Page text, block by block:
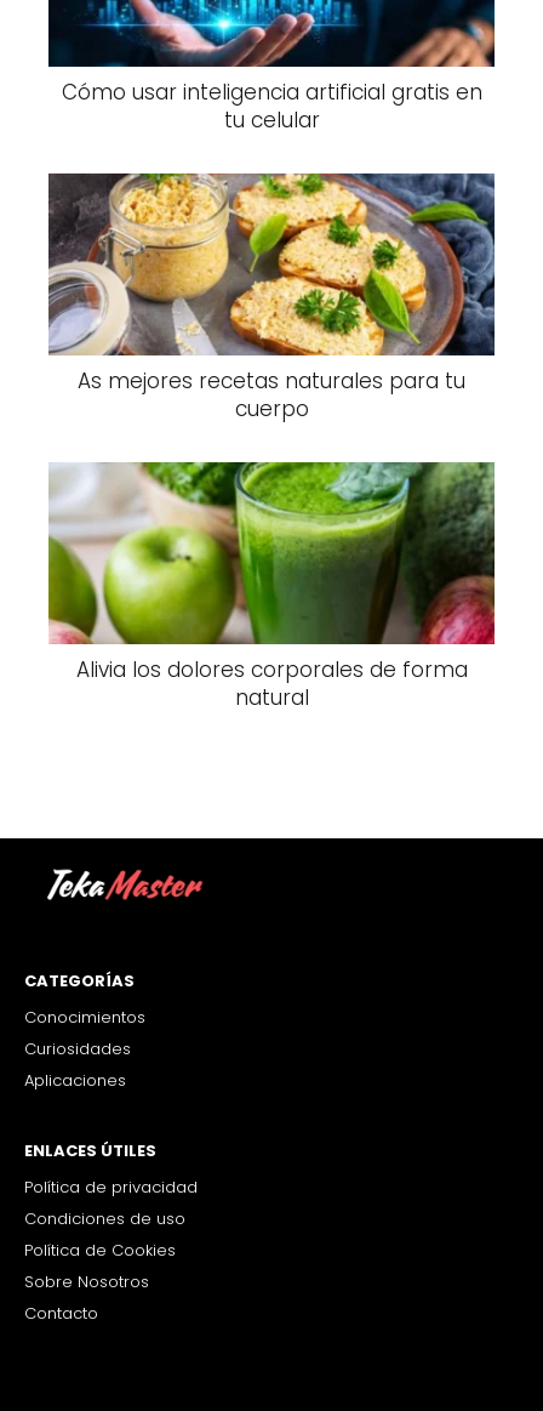
Cómo usar inteligencia artificial gratis en
tu celular
As mejores recetas naturales para tu
cuerpo
Alivia los dolores corporales de forma
natural
CATEGORÍAS
Conocimientos
Curiosidades
Aplicaciones
ENLACES ÚTILES
Política de privacidad
Condiciones de uso
Política de Cookies
Sobre Nosotros
Contacto